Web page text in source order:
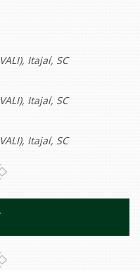
Itajaí, SC
Itajaí, SC
Itajaí, SC